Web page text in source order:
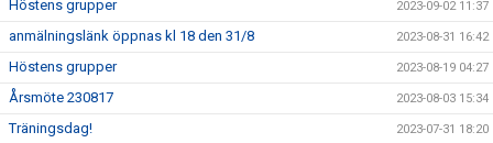
Höstens grupper 2023-09-02 11:37
anmälningslänk öppnas kl 18 den 31/8 2023-08-31 16:42
Höstens grupper 2023-08-19 04:27
Årsmöte 230817 2023-08-03 15:34
Träningsdag! 2023-07-31 18:20